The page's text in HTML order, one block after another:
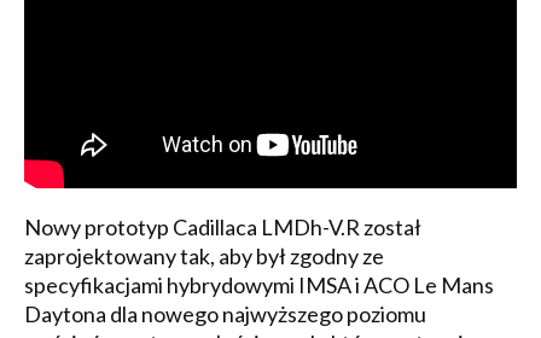
Nowy prototyp Cadillaca LMDh-V.R został
zaprojektowany tak, aby był zgodny ze
specyfikacjami hybrydowymi IMSA i ACO Le Mans
Daytona dla nowego najwyższego poziomu